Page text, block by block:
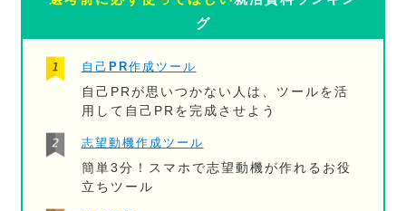
グ
自己PR作成ツール
自己PRが思いつかない人は、ツールを活
用して自己PRを完成させよう
志望動機作成ツール
簡単3分！スマホで志望動機が作れるお役
立ちツール